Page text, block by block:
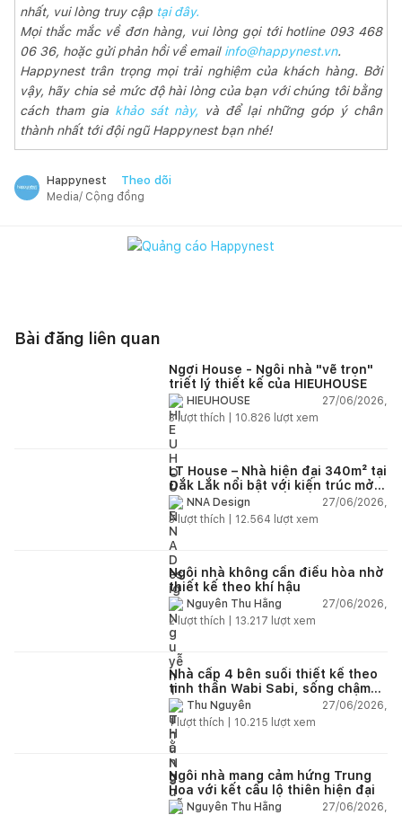
nhất, vui lòng truy cập tại đây.
Mọi thắc mắc về đơn hàng, vui lòng gọi tới hotline 093 468
06 36, hoặc gửi phản hồi về email info@happynest.vn.
Happynest trân trọng mọi trải nghiệm của khách hàng. Bởi
vậy, hãy chia sẻ mức độ hài lòng của bạn với chúng tôi bằng
cách tham gia khảo sát này, và để lại những góp ý chân
thành nhất tới đội ngũ Happynest bạn nhé!
Happynest Theo dõi
Media/ Cộng đồng
Bài đăng liên quan
Ngơi House - Ngôi nhà "vẽ trọn"
triết lý thiết kế của HIEUHOUSE
HIEUHOUSE
27/06/2026,
3lượt thích | 10.826 lượt xem
LT House – Nhà hiện đại 340m² tại
Đắk Lắk nổi bật với kiến trúc mở
và hệ sân vườn kết nối thiên
nhiên
NNA Design
27/06/2026,
3lượt thích | 12.564 lượt xem
Ngôi nhà không cần điều hòa nhờ
thiết kế theo khí hậu
Nguyễn Thu Hằng
27/06/2026,
2lượt thích | 13.217 lượt xem
Nhà cấp 4 bên suối thiết kế theo
tinh thần Wabi Sabi, sống chậm
giữa thiên nhiên
Thu Nguyễn
27/06/2026,
1lượt thích | 10.215 lượt xem
Ngôi nhà mang cảm hứng Trung
Hoa với kết cấu lộ thiên hiện đại
Nguyễn Thu Hằng
27/06/2026,